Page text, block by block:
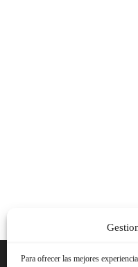
Para ofrecer las mejores